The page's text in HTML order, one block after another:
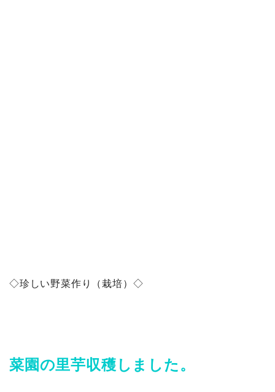
◇珍しい野菜作り（栽培）◇
菜園の里芋収穫しました。